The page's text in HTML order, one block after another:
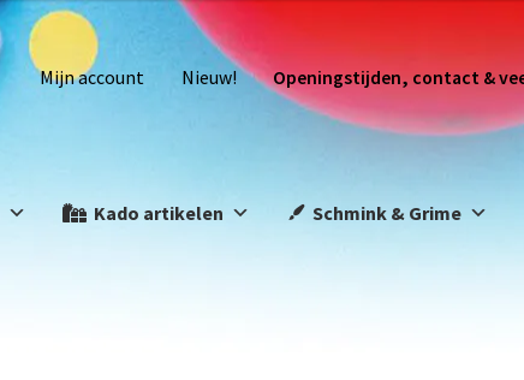
Mijn account Nieuw! Openingstijden, contact &
Kado artikelen Schmink & Grime